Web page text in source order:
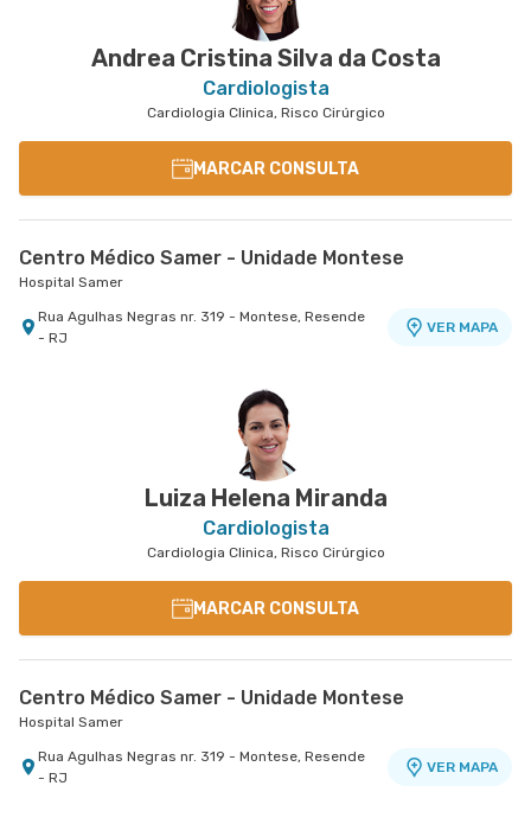
Andrea Cristina Silva da Costa
Cardiologista
Cardiologia Clinica, Risco Cirúrgico
MARCAR CONSULTA
Centro Médico Samer - Unidade Montese
Hospital Samer
Rua Agulhas Negras nr. 319 - Montese, Resende
- RJ
VER MAPA
Luiza Helena Miranda
Cardiologista
Cardiologia Clinica, Risco Cirúrgico
MARCAR CONSULTA
Centro Médico Samer - Unidade Montese
Hospital Samer
Rua Agulhas Negras nr. 319 - Montese, Resende
- RJ
VER MAPA